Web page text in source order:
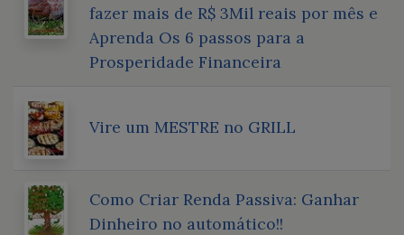
fazer mais de R$ 3Mil reais por mês e
Aprenda Os 6 passos para a
Prosperidade Financeira
Vire um MESTRE no GRILL
Como Criar Renda Passiva: Ganhar
Dinheiro no automático!!